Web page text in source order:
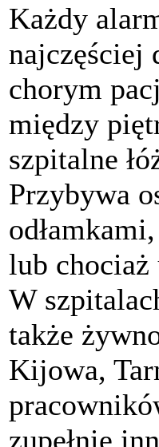
Każdy
najczęściej
chorym
między
szpitalne
Przybywa
lub
W
także
Kijowa,
zupełnie